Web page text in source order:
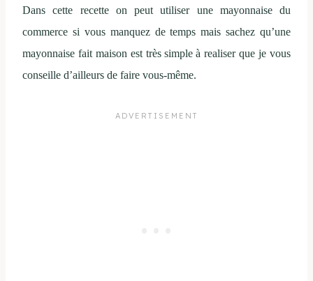
Dans cette recette on peut utiliser une mayonnaise du
commerce si vous manquez de temps mais sachez qu’une
mayonnaise fait maison est très simple à realiser que je vous
conseille d’ailleurs de faire vous-même.